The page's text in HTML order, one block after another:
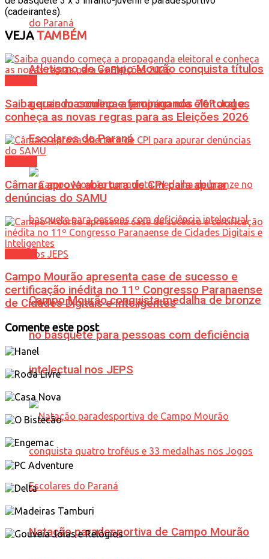
Atletismo de Campo Mourão conquista títulos
gerais masculino e feminino nos 76º Jogos
Escolares do Paraná
Campo Mourão conquista medalha de bronze
no basquete para pessoas com deficiência
intelectual nos JEPS
Natação paradesportiva de Campo Mourão
(cadeirantes).
VEJATAMBÉM
Saiba quando começa a propaganda eleitoral e
conheça as novas regras para as Eleições 2026
Câmara aprova abertura de CPI para apurar
denúncias do SAMU
Campo Mourão apresenta case de sucesso e
certificação inédita no 11º Congresso Paranaense
de Cidades Digitais e Inteligentes
Comente este post